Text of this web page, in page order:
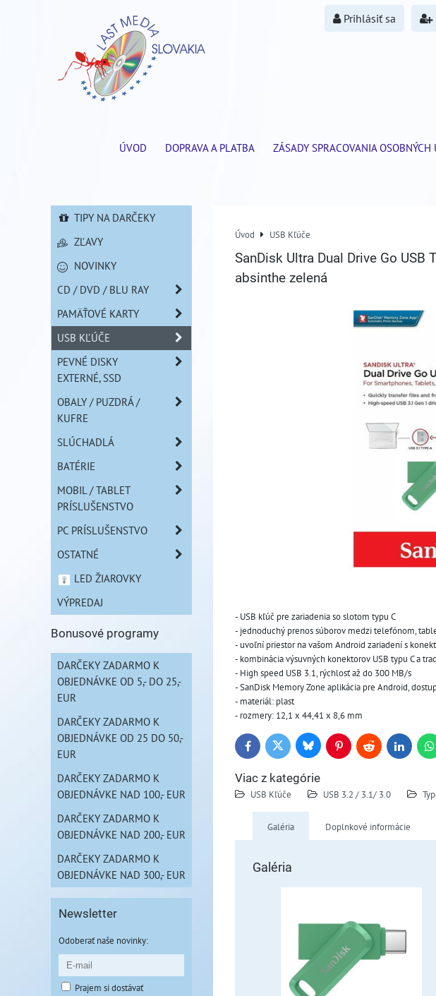
Prihlásiť sa
ÚVOD DOPRAVA A PLATBA ZÁSADY SPRACOVANIA OSOBNÝCH
Úvod USB Kľúče
SanDisk Ultra Dual Drive Go USB
absinthe zelená
- USB kľúč pre zariadenia so slotom typu C
- jednoduchý prenos súborov medzi telefónom,
- uvoľní priestor na vašom Android zariadení s
- kombinácia výsuvných konektorov USB typu C a
- High speed USB 3.1, rýchlosť až do 300 MB/s
- SanDisk Memory Zone aplikácia pre Android,
- materiál: plast
- rozmery: 12,1 x 44,41 x 8,6 mm
FacebookTwitter BlueskyPinterestReddit LinkedIn
Viac z kategórie
USB Kľúče USB 3.2 / 3.1/ 3.0
Galéria Doplnkové informácie
Galéria
TIPY NA DARČEKY
ZĽAVY
NOVINKY
CD / DVD / BLU RAY
PAMÄŤOVÉ KARTY
USB KĽÚČE
PEVNÉ DISKY
EXTERNÉ, SSD
OBALY / PUZDRÁ /
KUFRE
SLÚCHADLÁ
BATÉRIE
MOBIL / TABLET
PRÍSLUŠENSTVO
PC PRÍSLUŠENSTVO
OSTATNÉ
LED ŽIAROVKY
VÝPREDAJ
Bonusové programy
DARČEKY ZADARMO K
OBJEDNÁVKE OD 5,- DO 25,-
EUR
DARČEKY ZADARMO K
OBJEDNÁVKE OD 25 DO 50,-
EUR
DARČEKY ZADARMO K
OBJEDNÁVKE NAD 100,- EUR
DARČEKY ZADARMO K
OBJEDNÁVKE NAD 200,- EUR
DARČEKY ZADARMO K
OBJEDNÁVKE NAD 300,- EUR
Newsletter
Odoberať naše novinky:
Prajem si dostávať